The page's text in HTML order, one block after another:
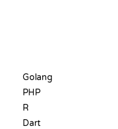
Golang
PHP
R
Dart